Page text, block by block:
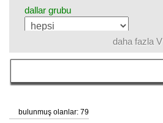
dallar grubu
dil
daha fazla V
bulunmuş olanlar: 79